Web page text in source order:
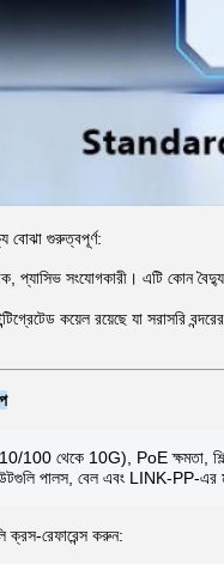
বোঝা গুরুত্বপূর্ণ:
প্যাসিভ সংযোগকারী। এটি কোন
কয়েল রয়েছে যা সরাসরি
100 থেকে 10G), PoE ক্ষমতা,
পালস, বেল এবং LINK-PP-এর
ক্রস-রেফারেন্স করুন: